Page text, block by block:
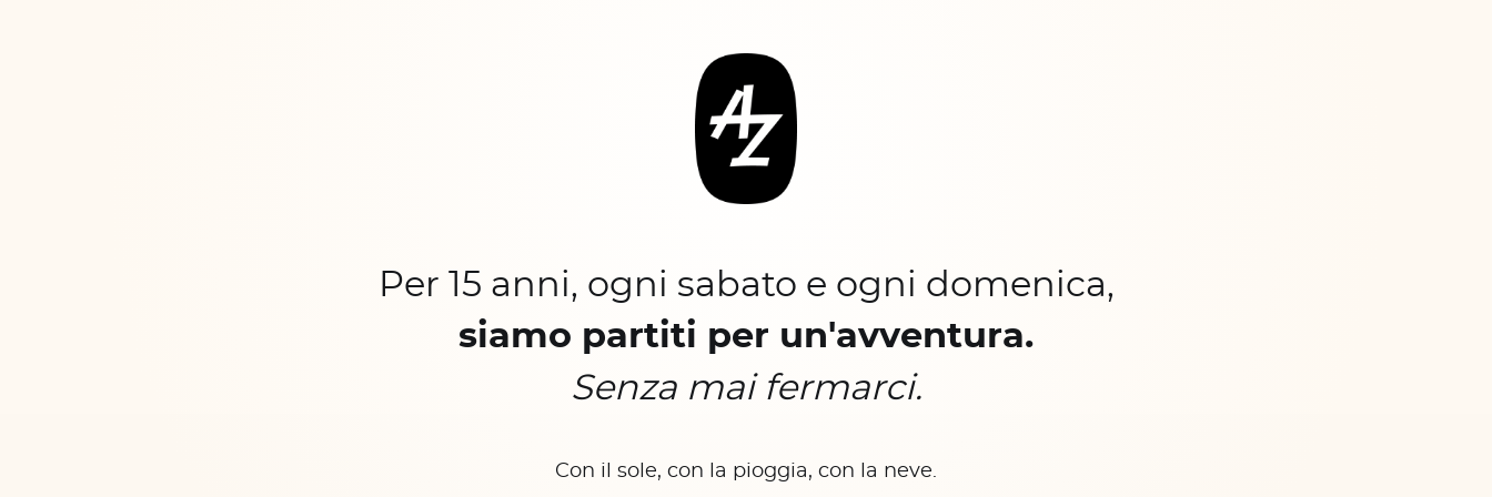
Per 15 anni, ogni sabato e ogni domenica,
siamo partiti per un'avventura.
Senza mai fermarci.
Con il sole, con la pioggia, con la neve.